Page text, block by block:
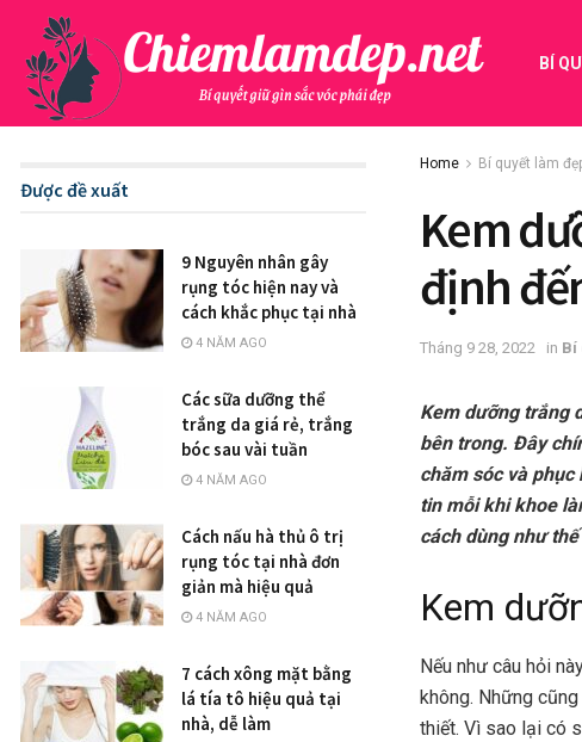
BÍ
Home Bí quyết làm
Kem
định
Tháng 9 28, 2022 in Bí
Kem dưỡng trắng
bên trong. Đây
chăm sóc và
tin mỗi khi khoe
cách dùng như
Kem
Nếu như câu hỏi
không. Những
thiết. Vì sao lại có
Được đề xuất
9 Nguyên nhân gây
rụng tóc hiện nay và
cách khắc phục tại nhà
4 NĂM AGO
Các sữa dưỡng thể
trắng da giá rẻ, trắng
bóc sau vài tuần
4 NĂM AGO
Cách nấu hà thủ ô trị
rụng tóc tại nhà đơn
giản mà hiệu quả
4 NĂM AGO
7 cách xông mặt bằng
lá tía tô hiệu quả tại
nhà, dễ làm